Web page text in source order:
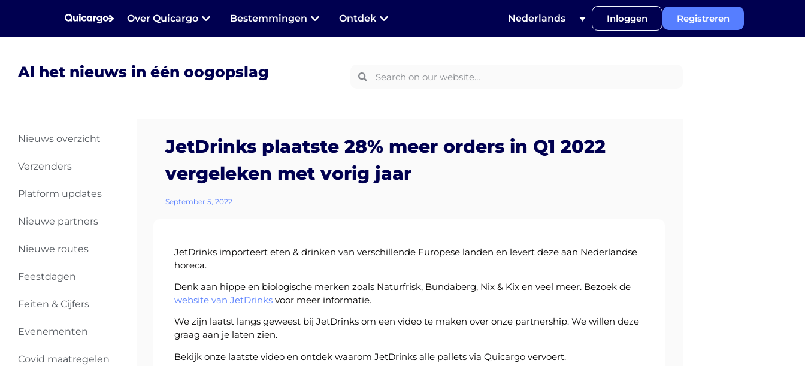
Over Quicargo Bestemmingen Ontdek Nederlands Inloggen Registreren
Al het nieuws in één oogopslag
Nieuws overzicht
Verzenders
Platform updates
Nieuwe partners
Nieuwe routes
Feestdagen
Feiten & Cijfers
Evenementen
Covid maatregelen
JetDrinks plaatste 28% meer orders in Q1 2022
vergeleken met vorig jaar
September 5, 2022
JetDrinks importeert eten & drinken van verschillende Europese landen en levert deze aan Nederlandse
horeca.
Denk aan hippe en biologische merken zoals Naturfrisk, Bundaberg, Nix & Kix en veel meer. Bezoek de
website van JetDrinks voor meer informatie.
We zijn laatst langs geweest bij JetDrinks om een video te maken over onze partnership. We willen deze
graag aan je laten zien.
Bekijk onze laatste video en ontdek waarom JetDrinks alle pallets via Quicargo vervoert.